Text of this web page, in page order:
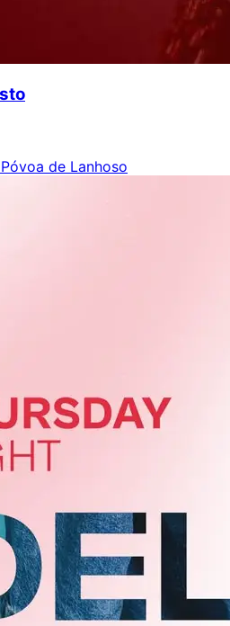
de Lanhoso